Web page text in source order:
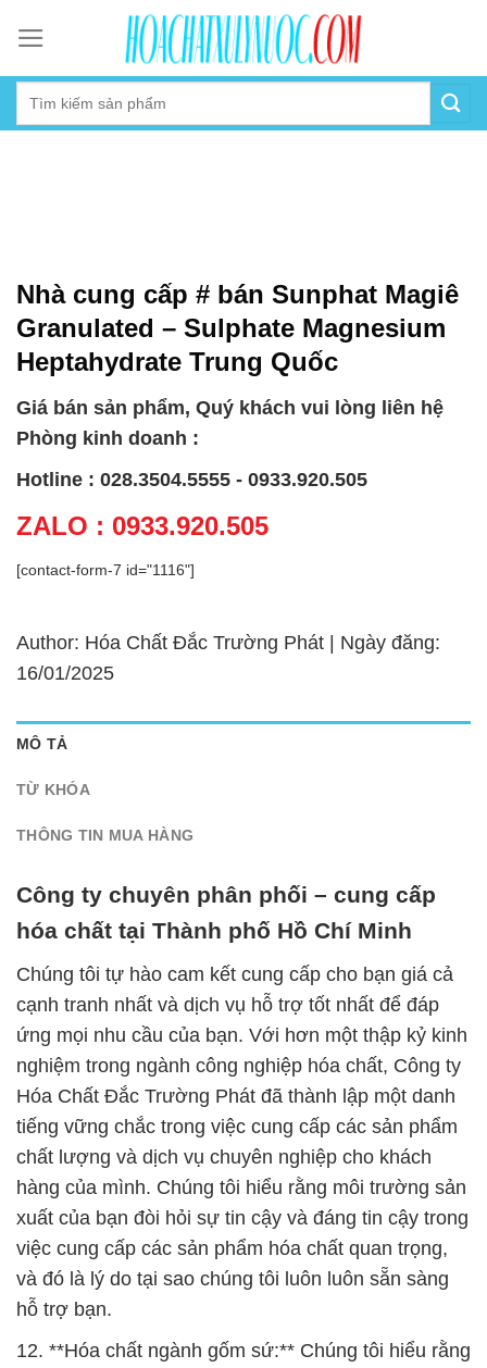
content
Nhà cung cấp # bán Sunphat Magiê
Granulated – Sulphate Magnesium
Heptahydrate Trung Quốc
Giá bán sản phẩm, Quý khách vui lòng liên hệ
Phòng kinh doanh :
Hotline : 028.3504.5555 - 0933.920.505
ZALO : 0933.920.505
[contact-form-7 id="1116"]
Author: Hóa Chất Đắc Trường Phát | Ngày đăng:
16/01/2025
MÔ TẢ
TỪ KHÓA
THÔNG TIN MUA HÀNG
Công ty chuyên phân phối – cung cấp
hóa chất tại Thành phố Hồ Chí Minh
Chúng tôi tự hào cam kết cung cấp cho bạn giá cả
cạnh tranh nhất và dịch vụ hỗ trợ tốt nhất để đáp
ứng mọi nhu cầu của bạn. Với hơn một thập kỷ kinh
nghiệm trong ngành công nghiệp hóa chất, Công ty
Hóa Chất Đắc Trường Phát đã thành lập một danh
tiếng vững chắc trong việc cung cấp các sản phẩm
chất lượng và dịch vụ chuyên nghiệp cho khách
hàng của mình. Chúng tôi hiểu rằng môi trường sản
xuất của bạn đòi hỏi sự tin cậy và đáng tin cậy trong
việc cung cấp các sản phẩm hóa chất quan trọng,
và đó là lý do tại sao chúng tôi luôn luôn sẵn sàng
hỗ trợ bạn.
12. **Hóa chất ngành gốm sứ:** Chúng tôi hiểu rằng